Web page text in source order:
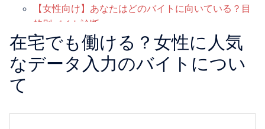
【女性向け】あなたはどのバイトに向いている？目
的別バイト診断
【番外編】彼氏が欲しい女子必見！バイトで恋人を
作るコツ
【経験談アリ】コールセンターのバイトって大変？
るメリット
在宅でも働ける？女性に人気
なデータ入力のバイトについ
て